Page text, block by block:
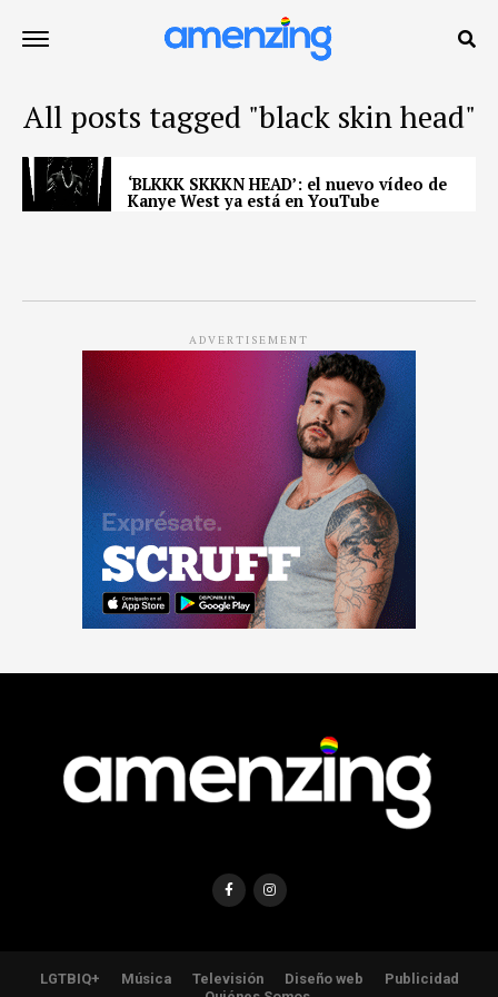
All posts tagged "black skin head"
‘BLKKK SKKKN HEAD’: el nuevo vídeo de
Kanye West ya está en YouTube
ADVERTISEMENT
LGTBIQ+ Música Televisión Diseño web
Publicidad